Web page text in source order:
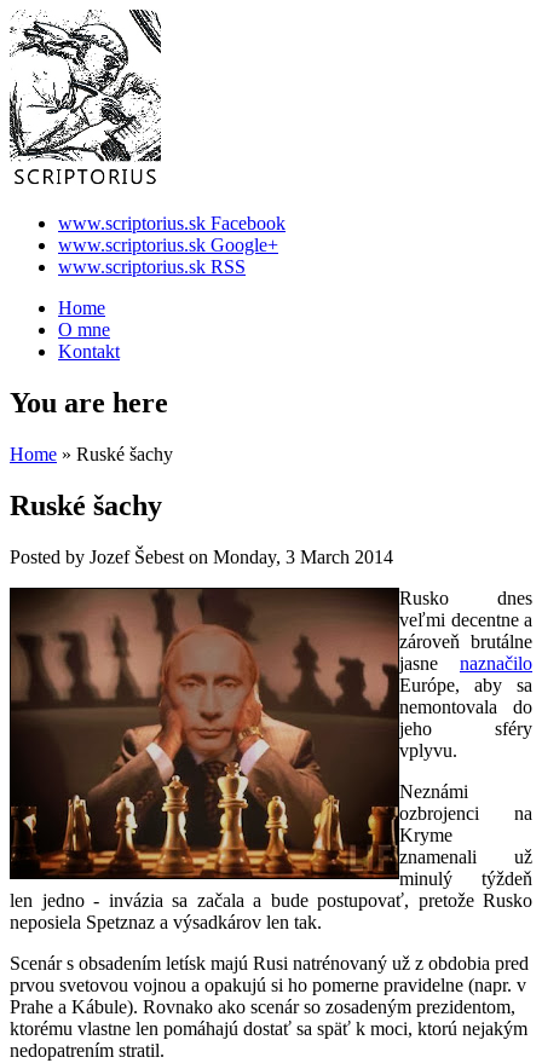
www.scriptorius.sk Facebook
www.scriptorius.sk Google+
www.scriptorius.sk RSS
Home
O mne
Kontakt
You are here
Home » Ruské šachy
Ruské šachy
Posted by Jozef Šebest on Monday, 3 March 2014
Rusko dnes
veľmi decentne a
zároveň brutálne
jasne naznačilo
Európe, aby sa
nemontovala do
jeho sféry
vplyvu.
Neznámi
ozbrojenci na
Kryme
znamenali už
minulý týždeň
len jedno - invázia sa začala a bude postupovať, pretože Rusko
neposiela Spetznaz a výsadkárov len tak.
Scenár s obsadením letísk majú Rusi natrénovaný už z obdobia pred
prvou svetovou vojnou a opakujú si ho pomerne pravidelne (napr. v
Prahe a Kábule). Rovnako ako scenár so zosadeným prezidentom,
ktorému vlastne len pomáhajú dostať sa späť k moci, ktorú nejakým
nedopatrením stratil.